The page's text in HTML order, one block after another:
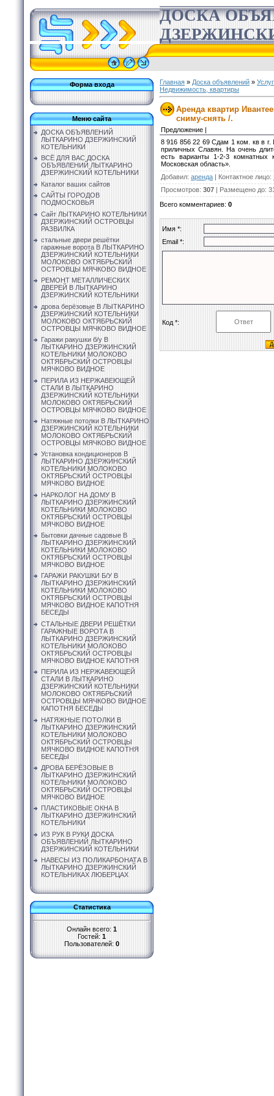
ДОСКА
Форма входа
Меню сайта
ДОСКА ОБЪЯВЛЕНИЙ
ЛЫТКАРИНО ДЗЕРЖИНСКИЙ
КОТЕЛЬНИКИ
ВСЁ ДЛЯ ВАС ДОСКА
ОБЪЯВЛЕНИЙ ЛЫТКАРИНО
ДЗЕРЖИНСКИЙ КОТЕЛЬНИКИ
Каталог ваших сайтов
САЙТЫ ГОРОДОВ
ПОДМОСКОВЬЯ
Сайт ЛЫТКАРИНО КОТЕЛЬНИКИ
ДЗЕРЖИНСКИЙ ОСТРОВЦЫ
РАЗВИЛКА
стальные двери решётки
гаражные ворота В ЛЫТКАРИНО
ДЗЕРЖИНСКИЙ КОТЕЛЬНИКИ
МОЛОКОВО ОКТЯБРЬСКИЙ
ОСТРОВЦЫ МЯЧКОВО ВИДНОЕ
РЕМОНТ МЕТАЛЛИЧЕСКИХ
ДВЕРЕЙ В ЛЫТКАРИНО
ДЗЕРЖИНСКИЙ КОТЕЛЬНИКИ
дрова берёзовые В ЛЫТКАРИНО
ДЗЕРЖИНСКИЙ КОТЕЛЬНИКИ
МОЛОКОВО ОКТЯБРЬСКИЙ
ОСТРОВЦЫ МЯЧКОВО ВИДНОЕ
Гаражи ракушки б/у В
ЛЫТКАРИНО ДЗЕРЖИНСКИЙ
КОТЕЛЬНИКИ МОЛОКОВО
ОКТЯБРЬСКИЙ ОСТРОВЦЫ
МЯЧКОВО ВИДНОЕ
ПЕРИЛА ИЗ НЕРЖАВЕЮЩЕЙ
СТАЛИ В ЛЫТКАРИНО
ДЗЕРЖИНСКИЙ КОТЕЛЬНИКИ
МОЛОКОВО ОКТЯБРЬСКИЙ
ОСТРОВЦЫ МЯЧКОВО ВИДНОЕ
Натяжные потолки В ЛЫТКАРИНО
ДЗЕРЖИНСКИЙ КОТЕЛЬНИКИ
МОЛОКОВО ОКТЯБРЬСКИЙ
ОСТРОВЦЫ МЯЧКОВО ВИДНОЕ
Установка кондиционеров В
ЛЫТКАРИНО ДЗЕРЖИНСКИЙ
КОТЕЛЬНИКИ МОЛОКОВО
ОКТЯБРЬСКИЙ ОСТРОВЦЫ
МЯЧКОВО ВИДНОЕ
НАРКОЛОГ НА ДОМУ В
ЛЫТКАРИНО ДЗЕРЖИНСКИЙ
КОТЕЛЬНИКИ МОЛОКОВО
ОКТЯБРЬСКИЙ ОСТРОВЦЫ
МЯЧКОВО ВИДНОЕ
Бытовки дачные садовые В
ЛЫТКАРИНО ДЗЕРЖИНСКИЙ
КОТЕЛЬНИКИ МОЛОКОВО
ОКТЯБРЬСКИЙ ОСТРОВЦЫ
МЯЧКОВО ВИДНОЕ
ГАРАЖИ РАКУШКИ Б/У В
ЛЫТКАРИНО ДЗЕРЖИНСКИЙ
КОТЕЛЬНИКИ МОЛОКОВО
ОКТЯБРЬСКИЙ ОСТРОВЦЫ
МЯЧКОВО ВИДНОЕ КАПОТНЯ
БЕСЕДЫ
СТАЛЬНЫЕ ДВЕРИ РЕШЁТКИ
ГАРАЖНЫЕ ВОРОТА В
ЛЫТКАРИНО ДЗЕРЖИНСКИЙ
КОТЕЛЬНИКИ МОЛОКОВО
ОКТЯБРЬСКИЙ ОСТРОВЦЫ
МЯЧКОВО ВИДНОЕ КАПОТНЯ
ПЕРИЛА ИЗ НЕРЖАВЕЮЩЕЙ
СТАЛИ В ЛЫТКАРИНО
ДЗЕРЖИНСКИЙ КОТЕЛЬНИКИ
МОЛОКОВО ОКТЯБРЬСКИЙ
ОСТРОВЦЫ МЯЧКОВО ВИДНОЕ
КАПОТНЯ БЕСЕДЫ
НАТЯЖНЫЕ ПОТОЛКИ В
ЛЫТКАРИНО ДЗЕРЖИНСКИЙ
КОТЕЛЬНИКИ МОЛОКОВО
ОКТЯБРЬСКИЙ ОСТРОВЦЫ
МЯЧКОВО ВИДНОЕ КАПОТНЯ
БЕСЕДЫ
ДРОВА БЕРЁЗОВЫЕ В
ЛЫТКАРИНО ДЗЕРЖИНСКИЙ
КОТЕЛЬНИКИ МОЛОКОВО
ОКТЯБРЬСКИЙ ОСТРОВЦЫ
МЯЧКОВО ВИДНОЕ
ПЛАСТИКОВЫЕ ОКНА В
ЛЫТКАРИНО ДЗЕРЖИНСКИЙ
КОТЕЛЬНИКИ
ИЗ РУК В РУКИ ДОСКА
ОБЪЯВЛЕНИЙ ЛЫТКАРИНО
ДЗЕРЖИНСКИЙ КОТЕЛЬНИКИ
НАВЕСЫ ИЗ ПОЛИКАРБОНАТА В
ЛЫТКАРИНО ДЗЕРЖИНСКИЙ
КОТЕЛЬНИКАХ ЛЮБЕРЦАХ
Статистика
Онлайн всего: 1
Гостей: 1
Пользователей: 0
Главная » Доска объявлений »
Недвижимость, квартиры
Аренда квартир
сниму-снять /.
Предложение |
8 916 856 22 69 Сдам 1 ком. кв в
приличных Славян. На очень
есть варианты 1-2-3 комнатных
Московская область».
Добавил: аренда | Контактное лицо:
Просмотров: 307 | Размещено до:
Всего комментариев: 0
Имя *:
Email *:
Код *: